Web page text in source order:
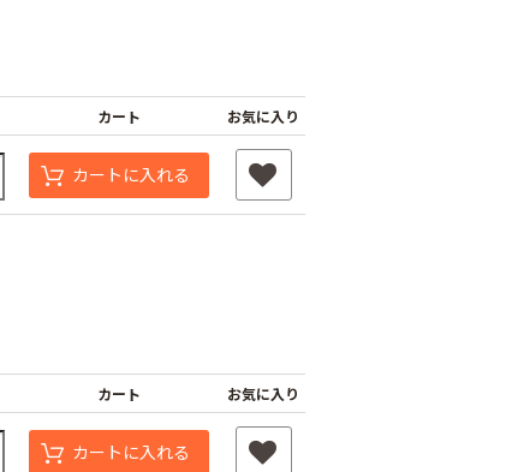
つよまる君 メッキ
釘
カート お気に入り
カートに入れる
カート お気に入り
カートに入れる